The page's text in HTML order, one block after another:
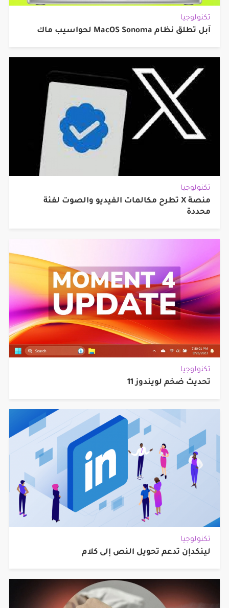
تكنولوجيا
آبل تطلق نظام MacOS Sonoma لحواسيب ماك
تكنولوجيا
منصة X تطرح مكالمات الفيديو والصوت لفئة
محددة
تكنولوجيا
تحديث ضخم لويندوز 11
تكنولوجيا
لينكدإن تدعم تحويل النص إلى كلام